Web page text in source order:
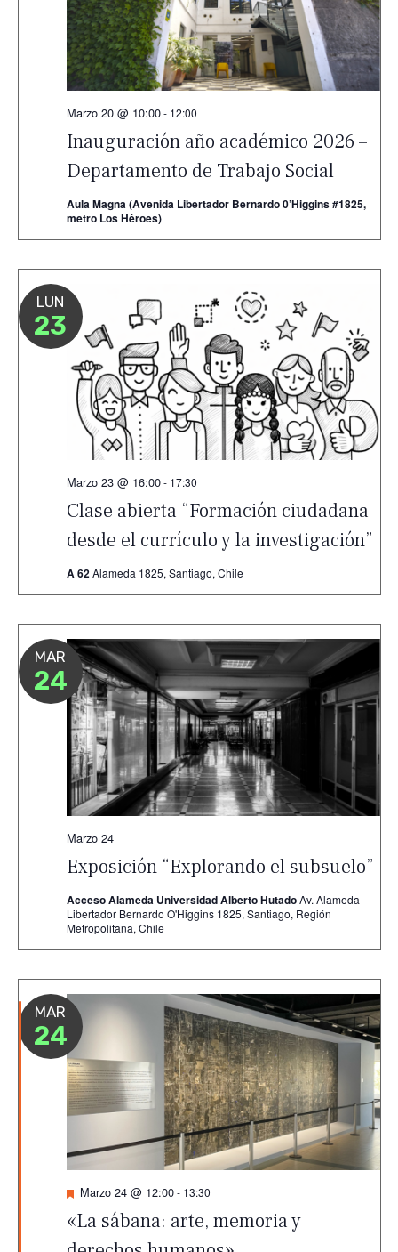
Inauguración año académico 2026 –
Departamento de Trabajo Social
Marzo 20 @ 10:00- 12:00
Aula Magna (Avenida Libertador Bernardo 0’Higgins #1825,
metro Los Héroes)
LUN
23
Clase abierta “Formación ciudadana
desde el currículo y la investigación”
Marzo 23 @ 16:00- 17:30
A 62Alameda 1825, Santiago, Chile
MAR
24
Exposición “Explorando el subsuelo”
Marzo 24
Acceso Alameda Universidad Alberto HutadoAv. Alameda
Libertador Bernardo O'Higgins 1825, Santiago, Región
Metropolitana, Chile
MAR
24
«La sábana: arte, memoria y
Destacado
Marzo 24 @ 12:00- 13:30